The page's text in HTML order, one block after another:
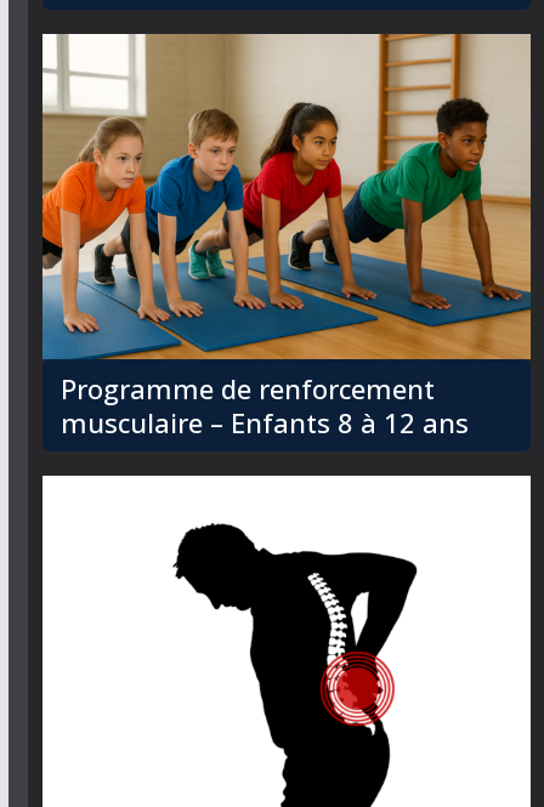
Programme de renforcement
musculaire – Enfants 8 à 12 ans